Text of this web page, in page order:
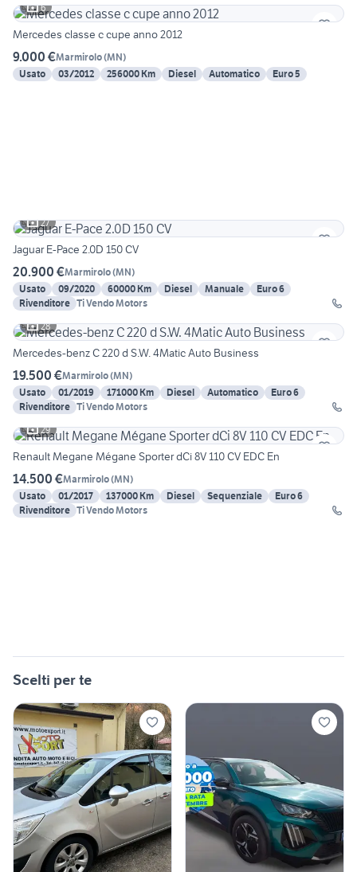
6
Mercedes classe c cupe anno 2012
9.000 €Marmirolo(MN)
Usato
03/2012 256000 Km Diesel Automatico Euro 5
27
Jaguar E-Pace 2.0D 150 CV
20.900 €Marmirolo(MN)
Usato
09/2020 60000 Km Diesel Manuale
Euro 6
Rivenditore Ti Vendo Motors
28
Mercedes-benz C 220 d S.W. 4Matic Auto Business
19.500 €Marmirolo(MN)
Usato
01/2019 171000 Km Diesel Automatico
Euro 6
Rivenditore Ti Vendo Motors
29
Renault Megane Mégane Sporter dCi 8V 110 CV EDC En
14.500 €Marmirolo(MN)
Usato
01/2017 137000 Km Diesel Sequenziale
Euro 6
Rivenditore Ti Vendo Motors
Scelti per te